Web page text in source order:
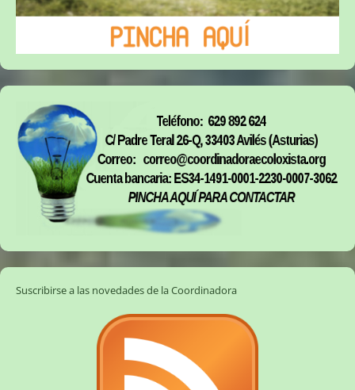
Suscribirse a las novedades de la Coordinadora